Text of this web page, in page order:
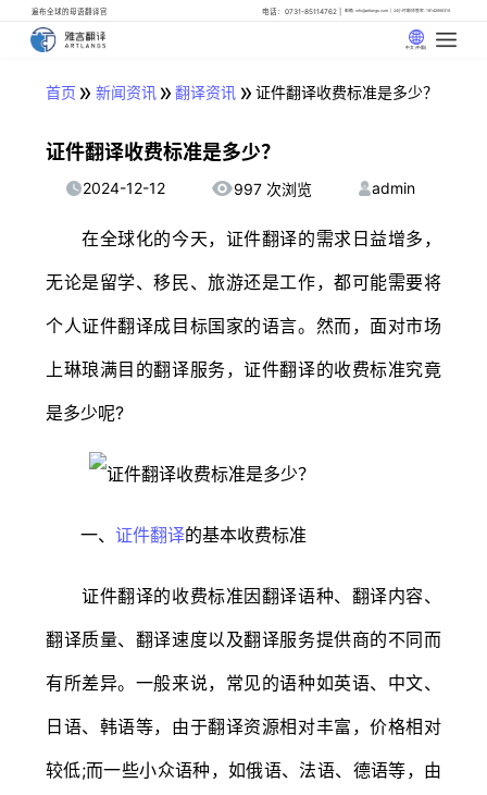
遍布全球的母语翻译官 电话：0731-85114762 邮箱: info@artlangs.com 24小时翻译管家: 18142666316
中文 (中国)
首页 » 新闻资讯» 翻译资讯 » 证件翻译收费标准是多少？
证件翻译收费标准是多少？
2024-12-12 997 次浏览 admin
在全球化的今天，证件翻译的需求日益增多，
无论是留学、移民、旅游还是工作，都可能需要将
个人证件翻译成目标国家的语言。然而，面对市场
上琳琅满目的翻译服务，证件翻译的收费标准究竟
是多少呢?
一、 证件翻译的基本收费标准
证件翻译的收费标准因翻译语种、翻译内容、
翻译质量、翻译速度以及翻译服务提供商的不同而
有所差异。一般来说，常见的语种如英语、中文、
日语、韩语等，由于翻译资源相对丰富，价格相对
较低;而一些小众语种，如俄语、法语、德语等，由